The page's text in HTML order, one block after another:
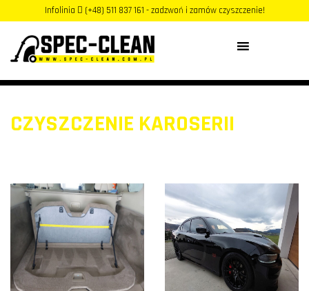
Infolinia (+48) 511 837 161 - zadzwoń i zamów czyszczenie!
CZYSZCZENIE KAROSERII